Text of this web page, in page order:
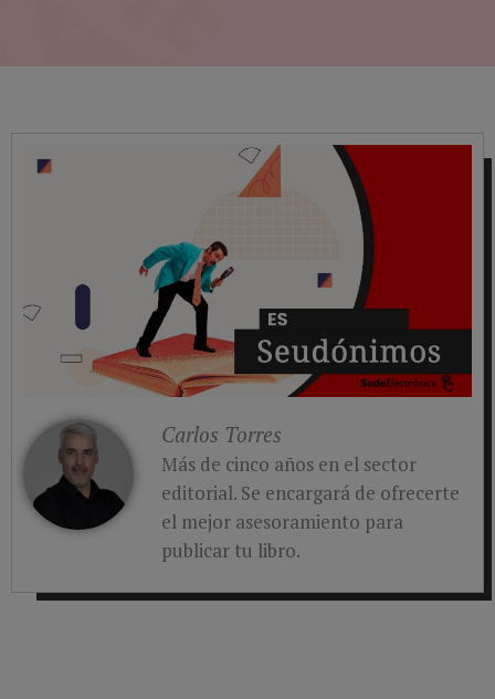
Carlos Torres
Más de cinco años en el sector
editorial. Se encargará de ofrecerte
el mejor asesoramiento para
publicar tu libro.